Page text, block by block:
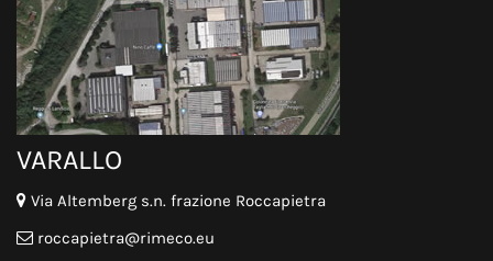
VARALLO
Via Altemberg s.n. frazione Roccapietra
roccapietra@rimeco.eu